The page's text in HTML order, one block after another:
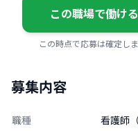
この職場で働け
この時点で応募は確定し
募集内容
職種 看護師